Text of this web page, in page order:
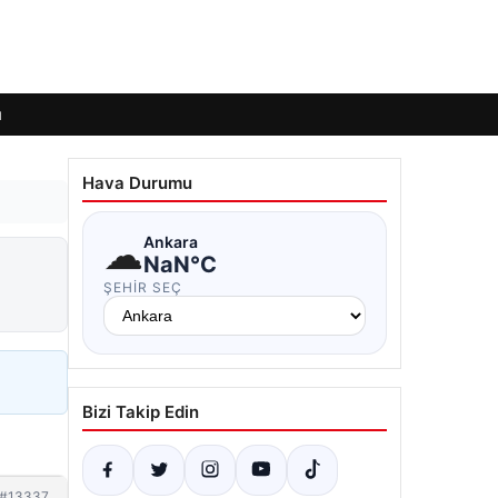
Hava Durumu
☁Ankara
NaN°C
ŞEHIR SEÇ
Bizi Takip Edin